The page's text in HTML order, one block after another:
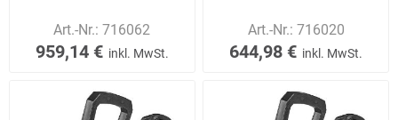
Art.-Nr.:716062
959,14 € inkl. MwSt.
Art.-Nr.: 716020
644,98 € inkl. MwSt.